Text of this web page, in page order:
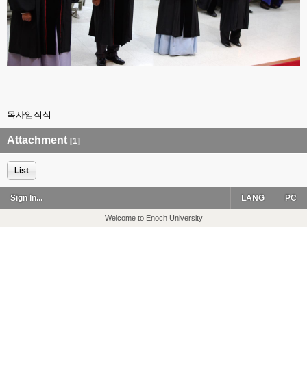
목사임직식
Attachment [1]
List
Sign In... PC
LANG
Welcome to Enoch University